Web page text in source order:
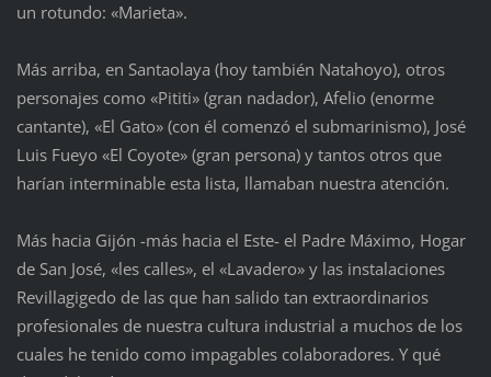
un rotundo: «Marieta».
Más arriba, en Santaolaya (hoy también Natahoyo), otros
personajes como «Pititi» (gran nadador), Afelio (enorme
cantante), «El Gato» (con él comenzó el submarinismo), José
Luis Fueyo «El Coyote» (gran persona) y tantos otros que
harían interminable esta lista, llamaban nuestra atención.
Más hacia Gijón -más hacia el Este- el Padre Máximo, Hogar
de San José, «les calles», el «Lavadero» y las instalaciones
Revillagigedo de las que han salido tan extraordinarios
profesionales de nuestra cultura industrial a muchos de los
cuales he tenido como impagables colaboradores. Y qué